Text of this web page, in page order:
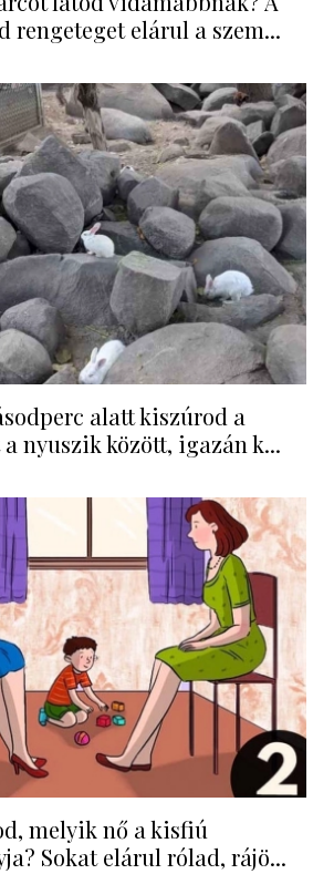
rengeteget elárul a szem...
alatt kiszúrod a
nyuszik között, igazán k...
melyik nő a kisfiú
Sokat elárul rólad, rájö...